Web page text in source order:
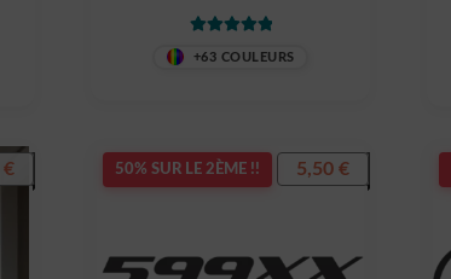
+63 COULEURS
€ 50% SUR LE 2ÈME !! 5,50€